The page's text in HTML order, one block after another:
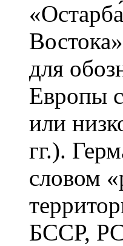
для
Европы
или
гг.).
словом
БССР,